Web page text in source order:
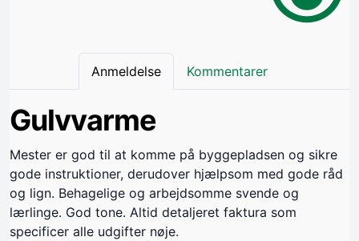
Anmeldelse Kommentarer
Gulvvarme
Mester er god til at komme på byggepladsen og sikre
gode instruktioner, derudover hjælpsom med gode råd
og lign. Behagelige og arbejdsomme svende og
lærlinge. God tone. Altid detaljeret faktura som
specificer alle udgifter nøje.